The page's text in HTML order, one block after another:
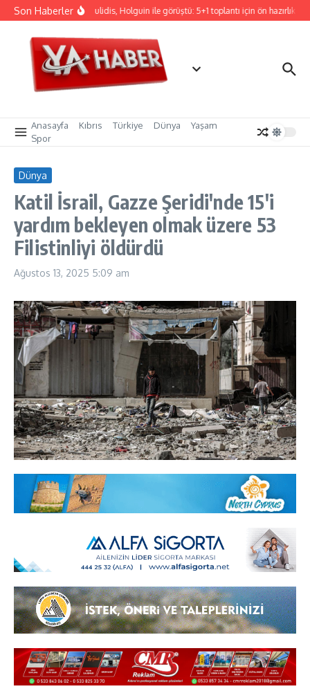
İçeriğe atla
Son HaberlerHristodulidis, Holguin ile görüştü: 5+1 toplantı için ön hazırlık
Anasayfa Kıbrıs Türkiye Dünya
Yaşam
Spor
Dünya
Katil İsrail, Gazze Şeridi'nde 15'i
yardım bekleyen olmak üzere 53
Filistinliyi öldürdü
Ağustos 13, 2025 5:09 am